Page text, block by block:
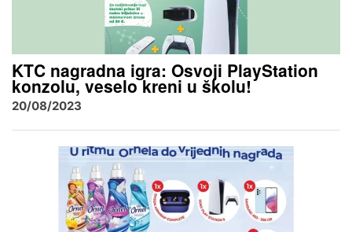
KTC nagradna igra: Osvoji PlayStation
konzolu, veselo kreni u školu!
20/08/2023